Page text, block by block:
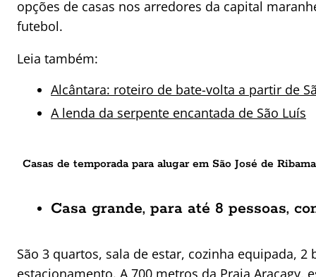
opções de casas nos arredores da capital
futebol.
Leia também:
Alcântara: roteiro de bate-volta a partir de
A lenda da serpente encantada de São Luís
Casas de temporada para alugar em São José de
Casa grande, para até 8 pessoas,
São 3 quartos, sala de estar, cozinha equipada,